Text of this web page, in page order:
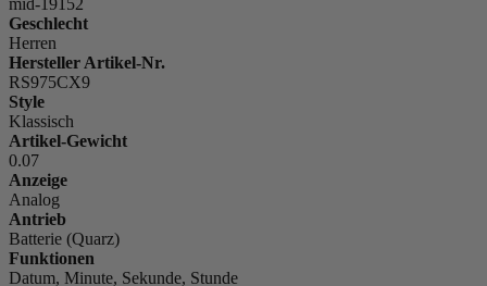
mid-19152
Geschlecht
Herren
Hersteller Artikel-Nr.
RS975CX9
Style
Klassisch
Artikel-Gewicht
0.07
Anzeige
Analog
Antrieb
Batterie (Quarz)
Funktionen
Datum, Minute, Sekunde, Stunde